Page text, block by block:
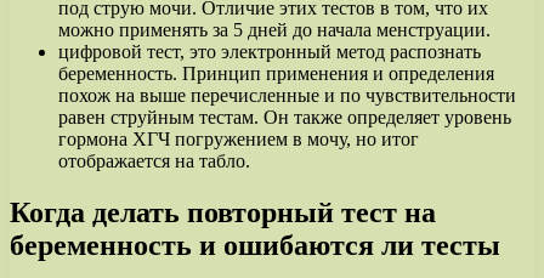
под струю мочи. Отличие этих тестов в том, что их
можно применять за 5 дней до начала менструации.
цифровой тест, это электронный метод распознать
беременность. Принцип применения и определения
похож на выше перечисленные и по чувствительности
равен струйным тестам. Он также определяет уровень
гормона ХГЧ погружением в мочу, но итог
отображается на табло.
Когда делать повторный тест на
беременность и ошибаются ли тесты